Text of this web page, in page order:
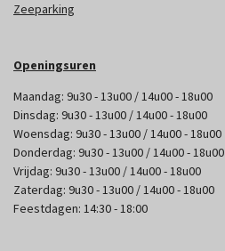
Zeeparking
Openingsuren
Maandag: 9u30 - 13u00 / 14u00 - 18u00
Dinsdag: 9u30 - 13u00 / 14u00 - 18u00
Woensdag: 9u30 - 13u00 / 14u00 - 18u00
Donderdag: 9u30 - 13u00 / 14u00 - 18u00
Vrijdag: 9u30 - 13u00 / 14u00 - 18u00
Zaterdag: 9u30 - 13u00 / 14u00 - 18u00
Feestdagen: 14:30 - 18:00